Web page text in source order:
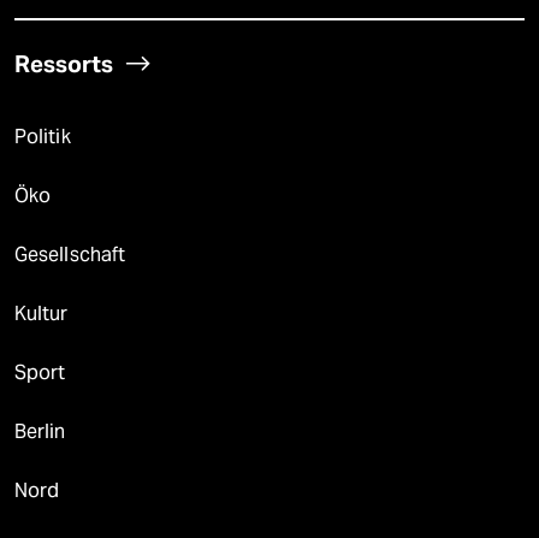
Ressorts
Politik
Öko
Gesellschaft
Kultur
Sport
Berlin
Nord